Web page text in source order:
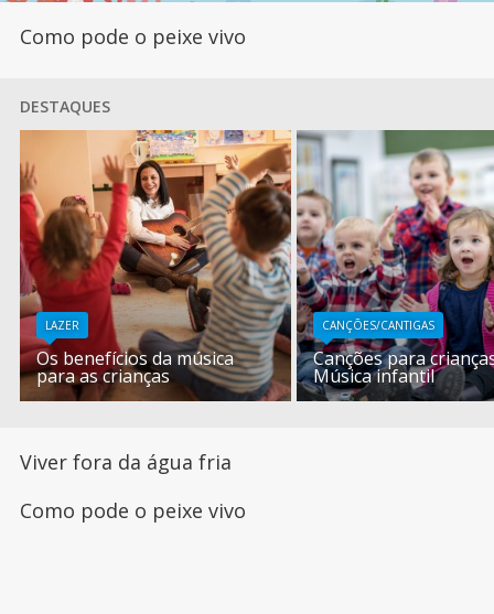
Como pode o peixe vivo
DESTAQUES
LAZER
Os benefícios da música
para as crianças
CANÇÕES/CANTIGAS
Canções para
Música infantil
Viver fora da água fria
Como pode o peixe vivo